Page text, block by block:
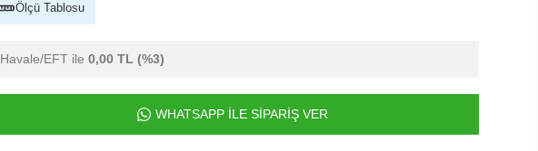
Ölçü Tablosu
Havale/EFT ile 0,00 TL (%3)
WHATSAPP İLE SİPARİŞ VER